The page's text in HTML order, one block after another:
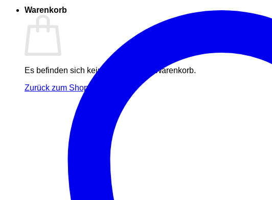
Warenkorb
Es befinden sich keine Produkte im Warenkorb.
Zurück zum Shop